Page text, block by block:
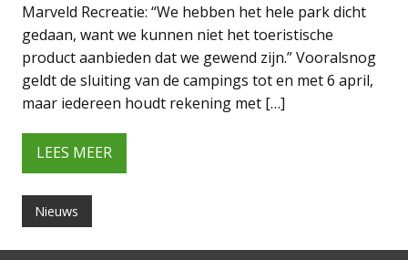
Marveld Recreatie: “We hebben het hele park dicht
gedaan, want we kunnen niet het toeristische
product aanbieden dat we gewend zijn.” Vooralsnog
geldt de sluiting van de campings tot en met 6 april,
maar iedereen houdt rekening met […]
LEES MEER
Nieuws